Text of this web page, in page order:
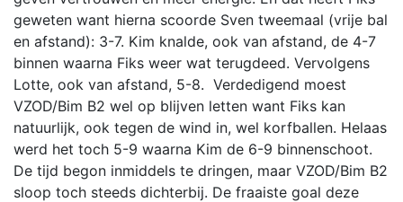
geweten want hierna scoorde Sven tweemaal (vrije bal
en afstand): 3-7. Kim knalde, ook van afstand, de 4-7
binnen waarna Fiks weer wat terugdeed. Vervolgens
Lotte, ook van afstand, 5-8. Verdedigend moest
VZOD/Bim B2 wel op blijven letten want Fiks kan
natuurlijk, ook tegen de wind in, wel korfballen. Helaas
werd het toch 5-9 waarna Kim de 6-9 binnenschoot.
De tijd begon inmiddels te dringen, maar VZOD/Bim B2
sloop toch steeds dichterbij. De fraaiste goal deze